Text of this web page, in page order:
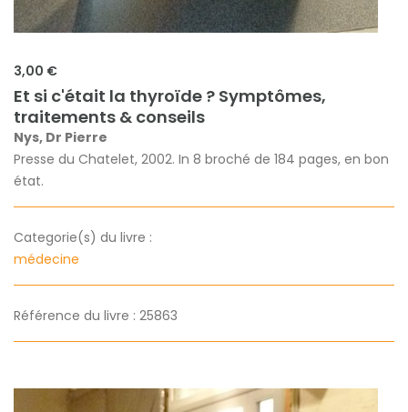
3,00 €
Et si c'était la thyroïde ? Symptômes,
traitements & conseils
Nys, Dr Pierre
Presse du Chatelet, 2002. In 8 broché de 184 pages, en bon
état.
Categorie(s) du livre :
médecine
Référence du livre : 25863